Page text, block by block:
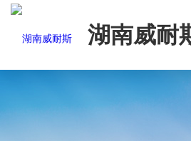
湖南威耐
司